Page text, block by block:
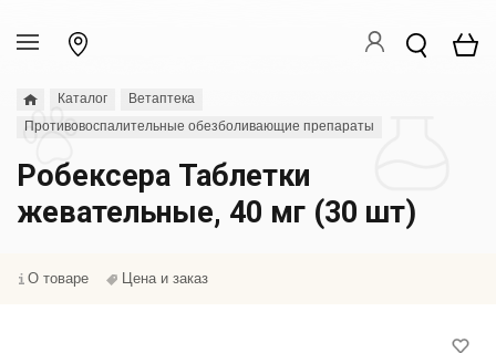
Каталог
Ветаптека
Противовоспалительные обезболивающие препараты
Робексера Таблетки
жевательные, 40 мг (30 шт)
О товаре Цена и заказ